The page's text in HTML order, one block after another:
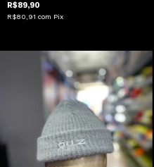
R$89,90
R$80,91 com Pix